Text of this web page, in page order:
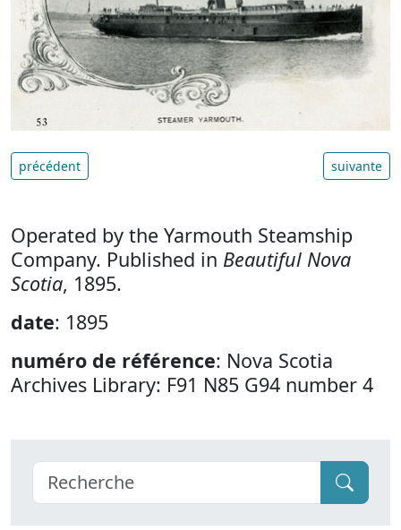
précédent suivante
Operated by the Yarmouth Steamship
Company. Published in Beautiful Nova
Scotia, 1895.
date: 1895
numéro de référence: Nova Scotia
Archives Library: F91 N85 G94 number 4